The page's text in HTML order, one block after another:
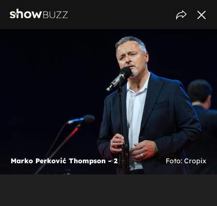
Marko Perković Thompson - 2 Foto: Cropix